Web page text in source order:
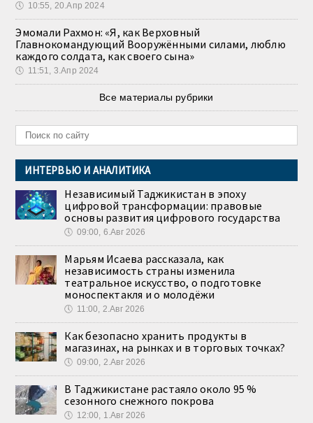
🕔 10:55, 20.Апр 2024
Эмомали Рахмон: «Я, как Верховный
Главнокомандующий Вооружёнными силами, люблю
каждого солдата, как своего сына»
🕔 11:51, 3.Апр 2024
Все материалы рубрики
ИНТЕРВЬЮ И АНАЛИТИКА
Независимый Таджикистан в эпоху
цифровой трансформации: правовые
основы развития цифрового государства
🕔 09:00, 6.Авг 2026
Марьям Исаева рассказала, как
независимость страны изменила
театральное искусство, о подготовке
моноспектакля и о молодёжи
🕔 11:00, 2.Авг 2026
Как безопасно хранить продукты в
магазинах, на рынках и в торговых точках?
🕔 09:00, 2.Авг 2026
В Таджикистане растаяло около 95 %
сезонного снежного покрова
🕔 12:00, 1.Авг 2026